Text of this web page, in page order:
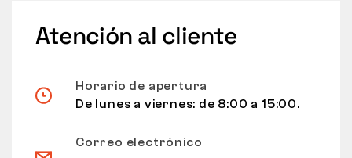
Atención al cliente
Horario de apertura
De lunes a viernes: de 8:00 a 15:00.
Correo electrónico